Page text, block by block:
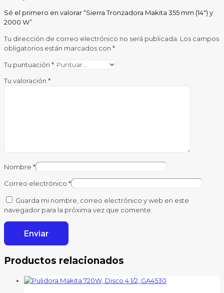
Sé el primero en valorar “Sierra Tronzadora Makita 355 mm (14″) y
2000 W”
Tu dirección de correo electrónico no será publicada. Los campos
obligatorios están marcados con *
Tu puntuación *
Tu valoración *
Nombre *
Correo electrónico *
Guarda mi nombre, correo electrónico y web en este
navegador para la próxima vez que comente.
Productos relacionados